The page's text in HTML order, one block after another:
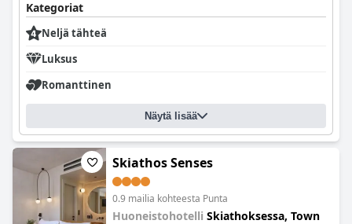
Kategoriat
Neljä tähteä
Luksus
Romanttinen
Näytä lisää
Skiathos Senses
0.9 mailia kohteesta Punta
Huoneistohotelli Skiathoksessa, Town